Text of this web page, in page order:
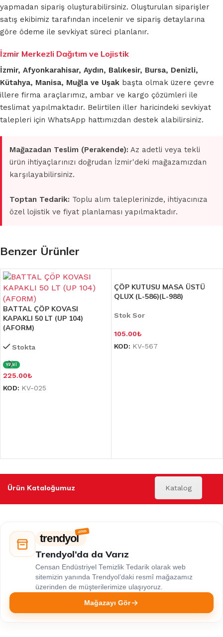
yapmadan sipariş oluşturabilirsiniz. Oluşturulan siparişler
satış ekibimiz tarafından incelenir ve sipariş detaylarına
göre ödeme ile sevkiyat süreci planlanır.
İzmir Merkezli Dağıtım ve Lojistik
İzmir, Afyonkarahisar, Aydın, Balıkesir, Bursa, Denizli,
Kütahya, Manisa, Muğla ve Uşak başta olmak üzere çevre
illere firma araçlarımız, ambar ve kargo çözümleri ile
teslimat yapılmaktadır. Belirtilen iller haricindeki sevkiyat
talepleri için WhatsApp hattımızdan destek alabilirsiniz.
Mağazadan Teslim (Perakende): Az adetli veya tekli
ürün ihtiyaçlarınızı doğrudan İzmir'deki mağazamızdan
karşılayabilirsiniz.
Toptan Tedarik: Toplu alım taleplerinizde, ihtiyacınıza
özel lojistik ve fiyat planlaması yapılmaktadır.
Benzer Ürünler
BATTAL ÇÖP KOVASI
KAPAKLI 50 LT (UP 104)
(AFORM)
Stokta
YENİ
225.00₺
KOD: KV-025
ÇÖP KUTUSU MASA ÜSTÜ
QLUX (L-586)(L-988)
Stok Sor
105.00₺
KOD: KV-567
Ürün Kataloğumuz Katalog
trendyol
Trendyol’da da Varız
Censan Endüstriyel Temizlik Tedarik olarak web
sitemizin yanında Trendyol’daki resmî mağazamız
üzerinden de müşterilerimize ulaşıyoruz.
Mağazayı Gör